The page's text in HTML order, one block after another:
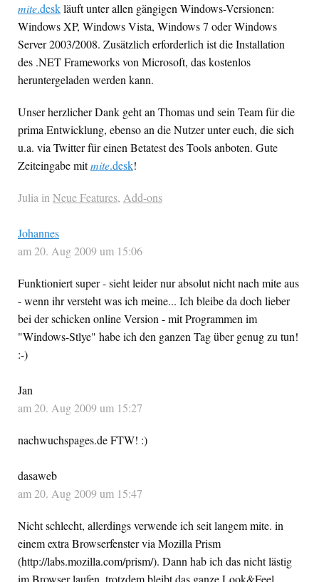
mite.deskläuft unter allen gängigen Windows-Versionen:
Windows XP, Windows Vista, Windows 7 oder Windows
Server 2003/2008. Zusätzlich erforderlich ist die Installation
des .NETFrameworks von Microsoft, das kostenlos
heruntergeladen werden kann.
Unser herzlicher Dank geht an Thomas und sein Team für die
prima Entwicklung, ebenso an die Nutzer unter euch, die sich
u.a. via Twitter für einen Betatest des Tools anboten. Gute
Zeiteingabe mitmite.desk!
Julia in Neue Features, Add-ons
Johannes
am 20. Aug 2009 um 15:06
Funktioniert super - sieht leider nur absolut nicht nach mite aus
- wenn ihr versteht was ich meine... Ich bleibe da doch lieber
bei der schicken online Version - mit Programmen im
"Windows-Stlye" habe ich den ganzen Tag über genug zu tun!
:-)
Jan
am 20. Aug 2009 um 15:27
nachwuchspages.de FTW! :)
dasaweb
am 20. Aug 2009 um 15:47
Nicht schlecht, allerdings verwende ich seit langem mite. in
einem extra Browserfenster via Mozilla Prism
(http://labs.mozilla.com/prism/). Dann hab ich das nicht lästig
im Browser laufen, trotzdem bleibt das ganze Look&Feel